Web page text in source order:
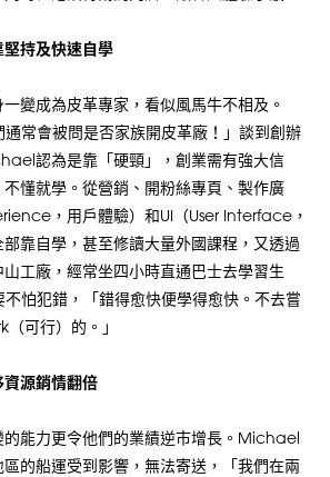
持及快速自學
變成為皮革專家，看似風馬牛不相及。
常會被問是否家族開皮革廠！」談到創辦
認為是靠「硬頸」，創業需有強大信
懂就學。從營銷、開粉絲專頁、製作廣
，用戶體驗）和UI（User Interface，
靠自學，甚至修讀大量外國課程，又透過
工廠，經常坐四小時直通巴士去學習生
怕犯錯，「錯得愈快便學得愈快。不去嘗
可行）的。」
源銷情翻倍
的能力更令他們的業績逆市增長。Michael
的船運受到影響，無法寄送，「我們在兩